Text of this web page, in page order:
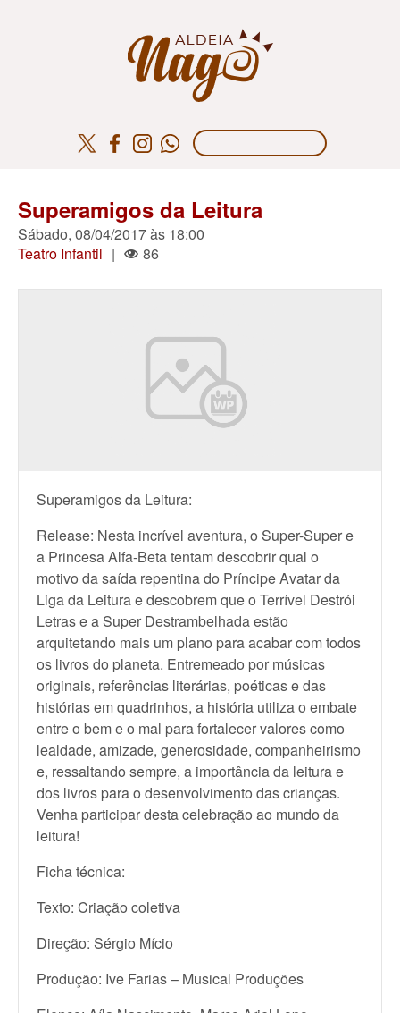
Superamigos da Leitura
Sábado, 08/04/2017 às 18:00
Teatro Infantil | 86
Superamigos da Leitura:
Release: Nesta incrível aventura, o Super-Super e
a Princesa Alfa-Beta tentam descobrir qual o
motivo da saída repentina do Príncipe Avatar da
Liga da Leitura e descobrem que o Terrível Destrói
Letras e a Super Destrambelhada estão
arquitetando mais um plano para acabar com todos
os livros do planeta. Entremeado por músicas
originais, referências literárias, poéticas e das
histórias em quadrinhos, a história utiliza o embate
entre o bem e o mal para fortalecer valores como
lealdade, amizade, generosidade, companheirismo
e, ressaltando sempre, a importância da leitura e
dos livros para o desenvolvimento das crianças.
Venha participar desta celebração ao mundo da
leitura!
Ficha técnica:
Texto: Criação coletiva
Direção: Sérgio Mício
Produção: Ive Farias – Musical Produções